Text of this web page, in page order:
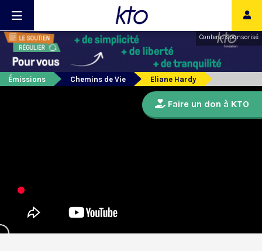
Contenu sponsorisé
Émissions Chemins de Vie Eliane Hardy
Faire un don à KTO